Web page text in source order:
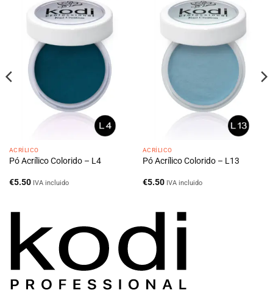
ACRÍLICO
Pó Acrílico Colorido – L4
€5.50 IVA incluido
ACRÍLICO
Pó Acrílico Colorido – L13
€5.50 IVA incluido